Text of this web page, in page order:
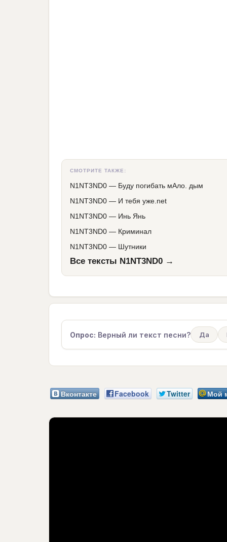
СМОТРИТЕ ТАКЖЕ:
N1NT3ND0 — Буду погибать мАло. дым
N1NT3ND0 — И тебя уже.net
N1NT3ND0 — Инь Янь
N1NT3ND0 — Криминал
N1NT3ND0 — Шутники
Все тексты N1NT3ND0 →
Опрос: Верный ли текст песни? Да
Вконтакте Facebook Twitter Мой